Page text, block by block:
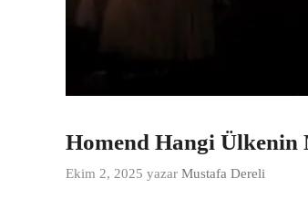
Homend Hangi Ülkenin
Ekim 2, 2025 yazar Mustafa Dereli